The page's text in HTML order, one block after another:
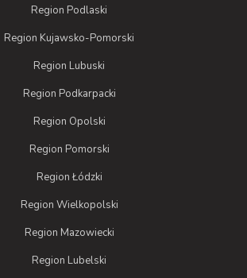
Region Podlaski
Region Kujawsko-Pomorski
Region Lubuski
Region Podkarpacki
Region Opolski
Region Pomorski
Region Łódzki
Region Wielkopolski
Region Mazowiecki
Region Lubelski